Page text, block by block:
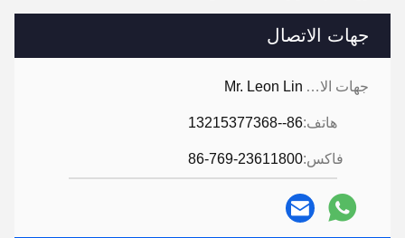
جهات الاتصال
جهات الاتصال: Mr. Leon Lin
هاتف:86--13215377368
فاكس:86-769-23611800